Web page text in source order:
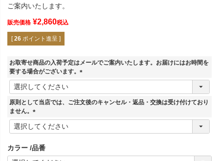
ご案内いたします。
販売価格 ¥2,860税込
[ 26 ポイント進呈 ]
お取寄せ商品の入荷予定はメールでご案内いたします。お届けにはお時間を
要する場合がございます。
(
須
原則として当店では、ご注文後のキャンセル・返品・交換は受け付けており
ません。
(
必
)
カラー 品番